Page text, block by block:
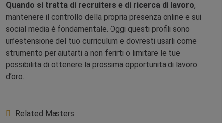
Quando si tratta di recruiters e di ricerca di lavoro,
mantenere il controllo della propria presenza online e sui
social media è fondamentale. Oggi questi profili sono
un’estensione del tuo curriculum e dovresti usarli come
strumento per aiutarti a non ferirti o limitare le tue
possibilità di ottenere la prossima opportunità di lavoro
d’oro.
Related Masters